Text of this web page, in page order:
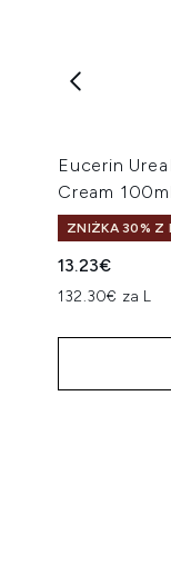
Eucerin
Cream 100ml
ZNIŻKA 30% Z
13.23€
132.30€ za L